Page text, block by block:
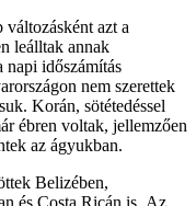
azt a
leálltak annak
napi időszámítás
nem szerettek
Korán, sötétedéssel
ébren voltak, jellemzően
az ágyukban.
Belizében,
és Costa Ricán is. Az